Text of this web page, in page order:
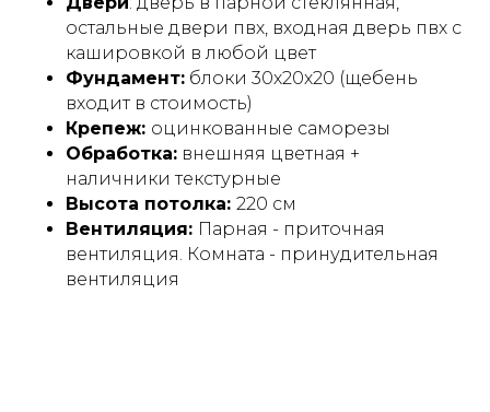
остальные двери пвх, входная дверь пвх с
кашировкой в любой цвет
Фундамент: блоки 30х20х20 (щебень
входит в стоимость)
Крепеж: оцинкованные саморезы
Обработка: внешняя цветная +
наличники текстурные
Высота потолка: 220 см
Вентиляция: Парная - приточная
вентиляция. Комната - принудительная
вентиляция